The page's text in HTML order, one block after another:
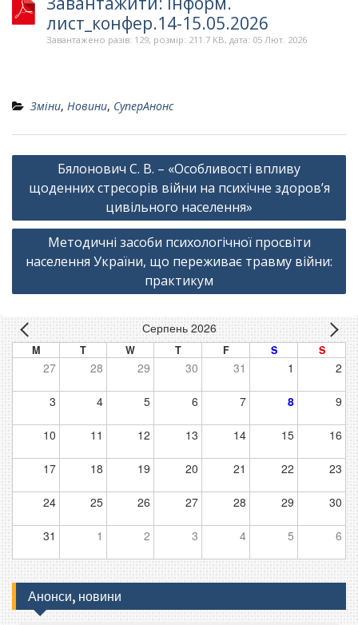
лист_конфер.14-15.05.2026
Завантажено разів: 129, розмір: 211.7 KB, дата: 05 Лют. 2026
Зміни, Новини, СуперАнонс
Навігація
записів
Бялонович С. В. – «Особливості впливу
щоденних стресорів війни на психічне здоров’я
цивільного населення»
Методичні засоби психологічної просвіти
населення України, що переживає травму війни:
практикум
Серпень 2026
M T W T F S S
27 28 29 30 31 1 2
3 4 5 6 7 8 9
10 11 12 13 14 15 16
17 18 19 20 21 22 23
24 25 26 27 28 29 30
31 1 2 3 4 5 6
Анонси, новини